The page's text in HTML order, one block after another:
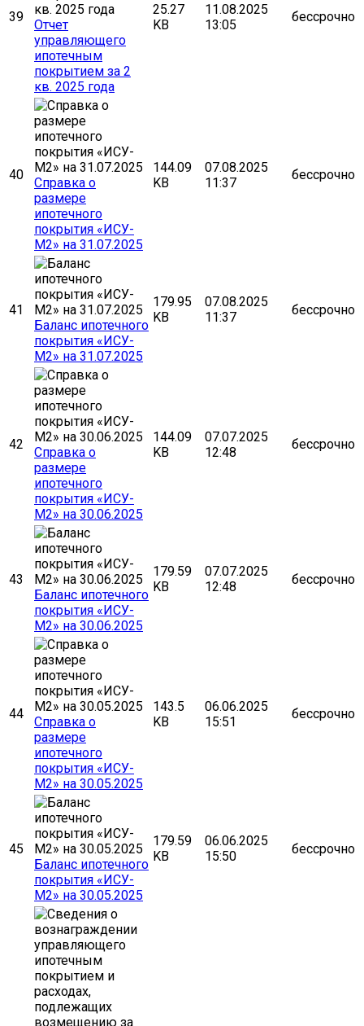
39
Отчет
управляющего
ипотечным
покрытием за 2
кв. 2025 года
25.27
KB
11.08.2025
13:05
бессрочно
40
Cправка о
размере
ипотечного
покрытия «ИСУ-
М2» на 31.07.2025
144.09
KB
07.08.2025
11:37
бессрочно
41
Баланс ипотечного
покрытия «ИСУ-
М2» на 31.07.2025
179.95
KB
07.08.2025
11:37
бессрочно
42
Cправка о
размере
ипотечного
покрытия «ИСУ-
М2» на 30.06.2025
144.09
KB
07.07.2025
12:48
бессрочно
43
Баланс ипотечного
покрытия «ИСУ-
М2» на 30.06.2025
179.59
KB
07.07.2025
12:48
бессрочно
44
Справка о
размере
ипотечного
покрытия «ИСУ-
М2» на 30.05.2025
143.5
KB
06.06.2025
15:51
бессрочно
45
Баланс ипотечного
покрытия «ИСУ-
М2» на 30.05.2025
179.59
KB
06.06.2025
15:50
бессрочно